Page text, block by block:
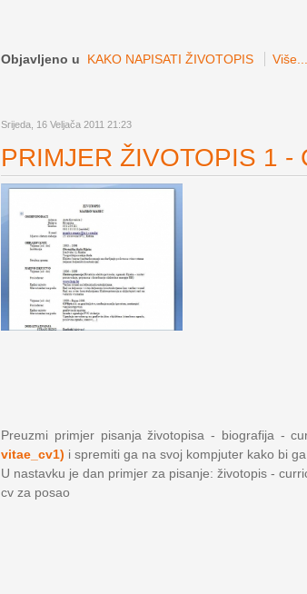
Objavljeno u KAKO NAPISATI ŽIVOTOPIS Više...
Srijeda, 16 Veljača 2011 21:23
PRIMJER ŽIVOTOPIS 1 -
Preuzmi primjer pisanja životopisa - biografija -
vitae_cv1) i spremiti ga na svoj kompjuter kako bi
U nastavku je dan primjer za pisanje: životopis -
cv za posao